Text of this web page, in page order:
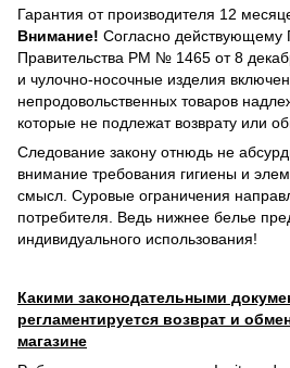
Гарантия от производителя 12
Внимание! Согласно действующему
Правительства РМ № 1465 от 8
и чулочно-носочные изделия
непродовольственных товаров
которые не подлежат возврату или
Следование закону отнюдь не
внимание требования гигиены и
смысл. Суровые ограничения
потребителя. Ведь нижнее белье
индивидуального использования!
Какими законодательными
регламентируется возврат и
магазине